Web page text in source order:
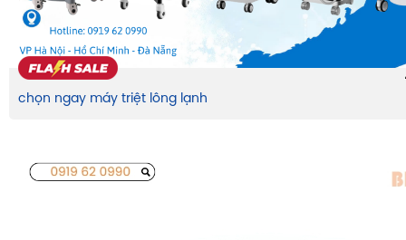
chọn ngay máy triệt lông lạnh